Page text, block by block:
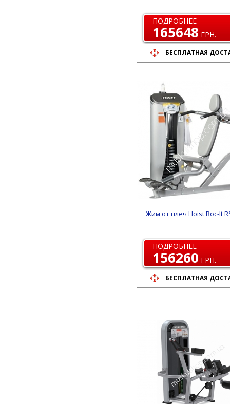
ПОДРОБНЕЕ
165648 ГРН.
БЕСПЛАТНАЯ
Жим от плеч Hoist Roc-It
ПОДРОБНЕЕ
156260 ГРН.
БЕСПЛАТНАЯ